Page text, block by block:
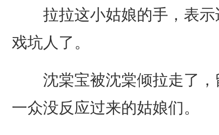
拉拉这小姑娘的手，表示
戏坑人了。
沈棠宝被沈棠倾拉走了，
一众没反应过来的姑娘们。